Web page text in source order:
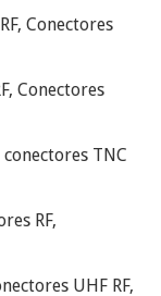
Conectores
Conectores
conectores TNC
RF,
UHF RF,